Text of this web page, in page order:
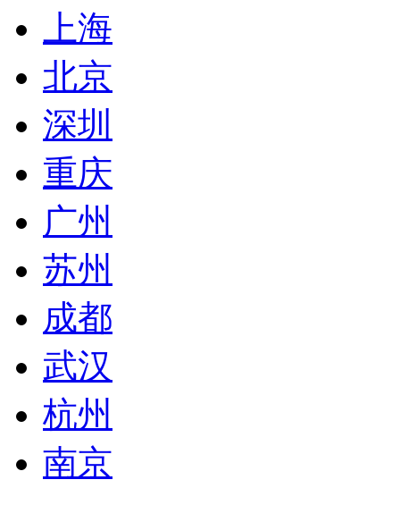
上海
北京
深圳
重庆
广州
苏州
成都
武汉
杭州
南京